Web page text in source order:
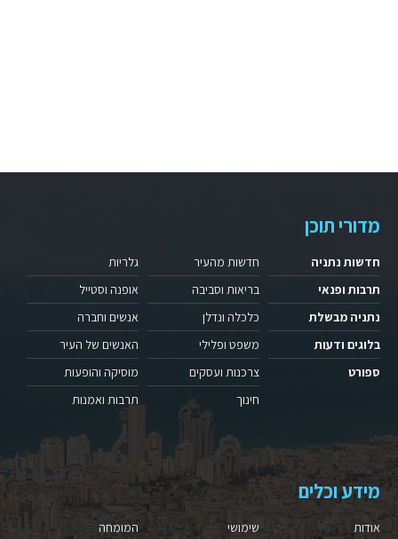
מדורי תוכן
חדשות נתניה
תרבות ופנאי
נתניה מבשלת
בלוגים ודעות
ספורט
חדשות מהעיר
בריאות וסביבה
כלכלה ונדלן
משפט ופלילי
צרכנות ועסקים
חינוך
גלריות
אופנה וסטייל
אנשים וחברה
האנשים של העיר
מוסיקה והופעות
תרבות ואמנות
מידע וכלים
אודות
שימושי
המומחה